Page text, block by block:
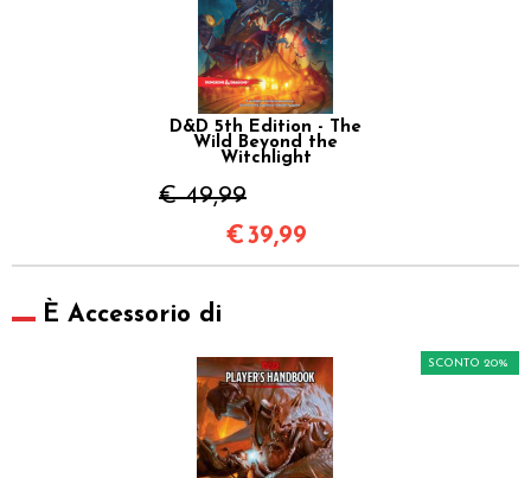
D&D 5th Edition - The
Wild Beyond the
Witchlight
€ 49,99
€39,99
È Accessorio di
SCONTO 20%